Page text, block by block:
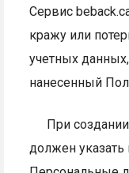
Сервис
кражу или
учетных
нанесенный
При
должен